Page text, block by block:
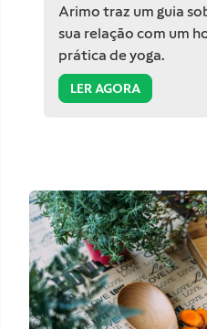
Arimo traz um guia
sua relação com um
prática de yoga.
LER AGORA